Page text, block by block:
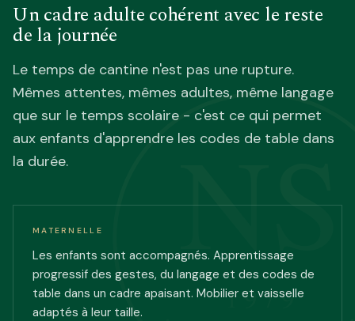
NS
1979
Un cadre adulte cohérent avec le reste
de la journée
Le temps de cantine n'est pas une rupture.
Mêmes attentes, mêmes adultes, même langage
que sur le temps scolaire - c'est ce qui permet
aux enfants d'apprendre les codes de table dans
la durée.
MATERNELLE
Les enfants sont accompagnés. Apprentissage
progressif des gestes, du langage et des codes de
table dans un cadre apaisant. Mobilier et vaisselle
adaptés à leur taille.